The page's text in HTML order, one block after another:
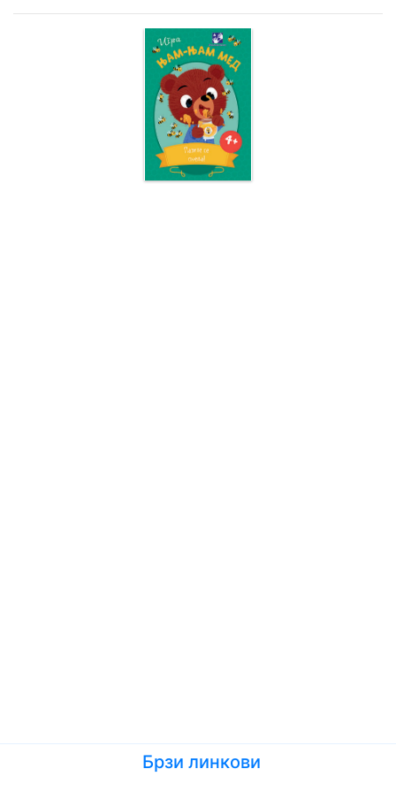
Брзи линкови